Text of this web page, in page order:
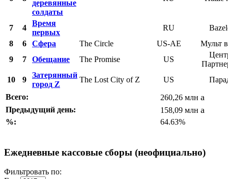
деревянные
солдаты
7 4
Время
первых
RU
8
6 Сфера The Circle US-AE
Мульт
9
7 Обещание The Promise US
10
9
Затерянный
город Z
The Lost City of Z US
Всего:
260,26 млн a
Предыдущий день: 158,09 млн a
%: 64.63%
Ежедневные кассовые сборы (неофициально)
Фильтровать по: